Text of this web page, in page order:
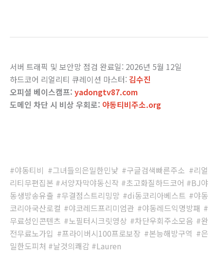
서버 트래픽 및 보안망 점검 완료일: 2026년 5월 12일
하드코어 리얼리티 큐레이션 마스터: 김수진
오피셜 베이스캠프: yadongtv87.com
도메인 차단 시 비상 우회로: 야동티비주소.org
#야동티비 #그녀들의은밀한민낯 #구글검색빠른주소 #리얼
리티무편집본 #서양자막야동신작 #초고화질하드코어 #BJ야
동생방송유출 #무결점스트리밍망 #di동코리아베스트 #야동
코리아국산로컬 #야코레드프리미엄관 #야동레드익명방패 #
무료성인콘텐츠 #노필터시크릿영상 #차단우회주소모음 #완
전무료노가입 #프라이버시100프로보장 #본능해방구역 #은
밀한도피처 #날것의쾌감 #Lauren